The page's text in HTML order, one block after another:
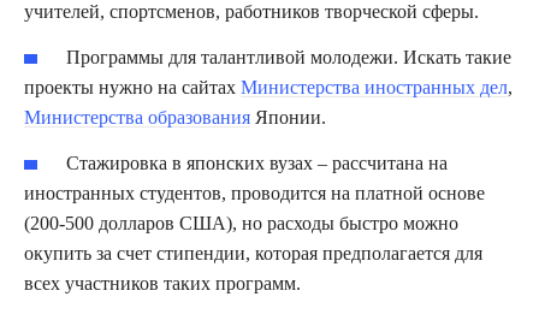
учителей, спортсменов, работников творческой сферы.
Программы для талантливой молодежи. Искать такие
проекты нужно на сайтах Министерства иностранных дел,
Министерства образования Японии.
Стажировка в японских вузах – рассчитана на
иностранных студентов, проводится на платной основе
(200-500 долларов США), но расходы быстро можно
окупить за счет стипендии, которая предполагается для
всех участников таких программ.